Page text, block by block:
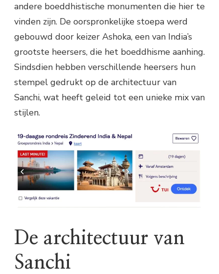
andere boeddhistische monumenten die hier te
vinden zijn. De oorspronkelijke stoepa werd
gebouwd door keizer Ashoka, een van India’s
grootste heersers, die het boeddhisme aanhing.
Sindsdien hebben verschillende heersers hun
stempel gedrukt op de architectuur van
Sanchi, wat heeft geleid tot een unieke mix van
stijlen.
De architectuur van
Sanchi